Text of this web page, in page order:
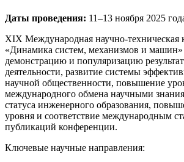
Даты проведения: 11–13 ноября 2025
XIX Международная научно-техническая
«Динамика систем, механизмов и машин»
демонстрацию и популяризацию
деятельности, развитие системы
научной общественности, повышение
международного обмена научными
статуса инженерного образования,
уровня и соответствие международным
публикаций конференции.
Ключевые научные направления: